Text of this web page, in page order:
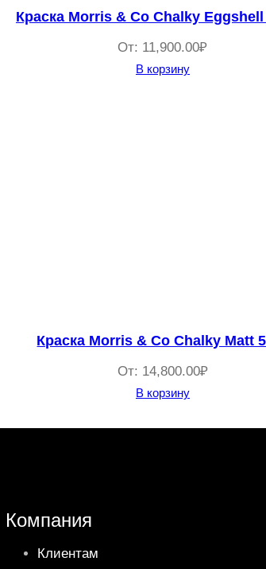
Краска Morris & Co Chalky Eggshell
От: 11,900.00₽
В корзину
Краска Morris & Co Chalky Matt
От: 14,800.00₽
В корзину
Компания
Клиентам